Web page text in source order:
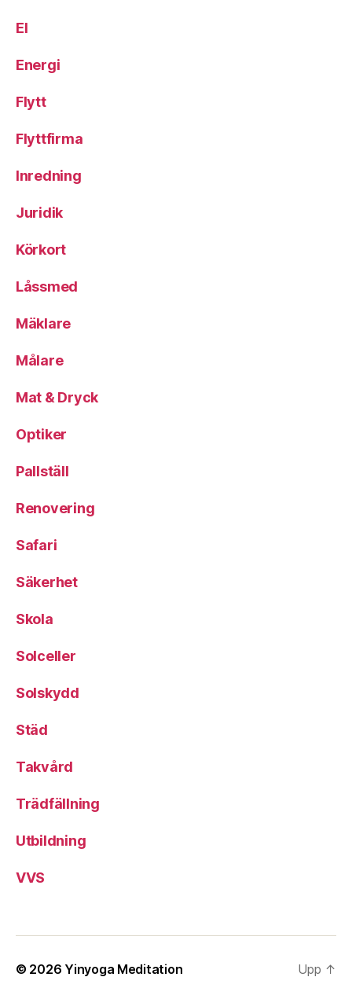
El
Energi
Flytt
Flyttfirma
Inredning
Juridik
Körkort
Låssmed
Mäklare
Målare
Mat & Dryck
Optiker
Pallställ
Renovering
Safari
Säkerhet
Skola
Solceller
Solskydd
Städ
Takvård
Trädfällning
Utbildning
VVS
© 2026 Yinyoga Meditation Upp ↑